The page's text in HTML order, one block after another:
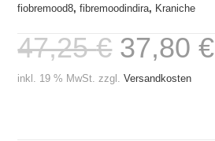
fiobremood8,fibremoodindira, Kraniche
47,25€ 37,80€
inkl. 19 % MwSt. zzgl.Versandkosten